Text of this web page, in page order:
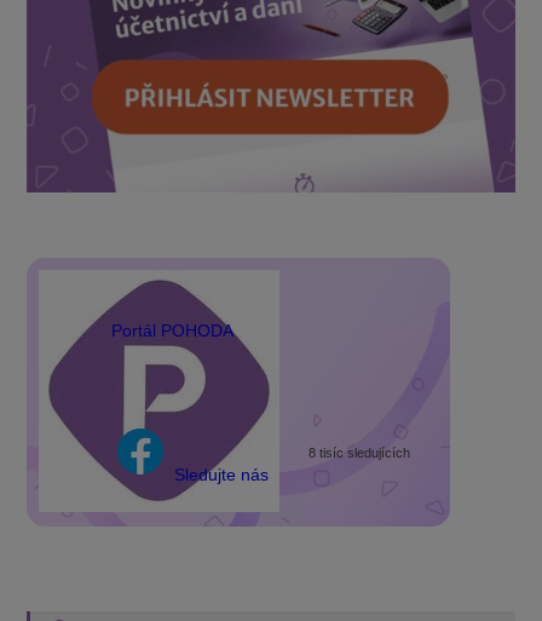
Portál POHODA
Sledujte nás
8 tisíc sledujících